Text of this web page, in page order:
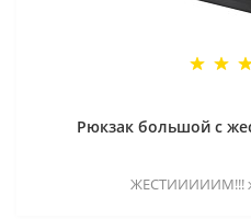
Рюкзак большой с
ЖЕСТИИИИИМ!!!